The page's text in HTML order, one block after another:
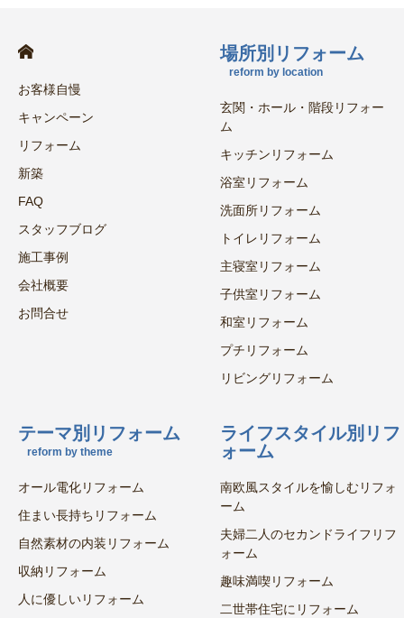
お客様自慢
キャンペーン
リフォーム
新築
FAQ
スタッフブログ
施工事例
会社概要
お問合せ
場所別リフォーム
reform by location
玄関・ホール・階段リフォー
ム
キッチンリフォーム
浴室リフォーム
洗面所リフォーム
トイレリフォーム
主寝室リフォーム
子供室リフォーム
和室リフォーム
プチリフォーム
リビングリフォーム
テーマ別リフォーム
reform by theme
オール電化リフォーム
住まい長持ちリフォーム
自然素材の内装リフォーム
収納リフォーム
人に優しいリフォーム
ライフスタイル別リフ
ォーム
南欧風スタイルを愉しむリフォ
ーム
夫婦二人のセカンドライフリフ
ォーム
趣味満喫リフォーム
二世帯住宅にリフォーム